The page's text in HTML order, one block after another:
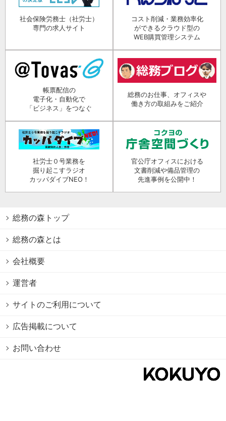
社会保険労務士（社労士）
専門の求人サイト
コスト削減・業務効率化
ができるクラウド型の
WEB購買管理システム
帳票配信の
電子化・自動化で
「ビジネス」をつなぐ
総務のお仕事、オフィスや
働き方の取組みをご紹介
社労士０号業務を
掘り起こすラジオ
カッパダイブNEO！
官公庁オフィスにおける
文書削減や備品管理の
先進事例を公開中！
総務の森トップ
総務の森とは
会社概要
運営者
サイトのご利用について
広告掲載について
お問い合わせ